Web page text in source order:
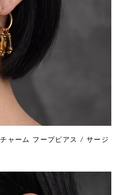
ャーム フープピアス / サージ